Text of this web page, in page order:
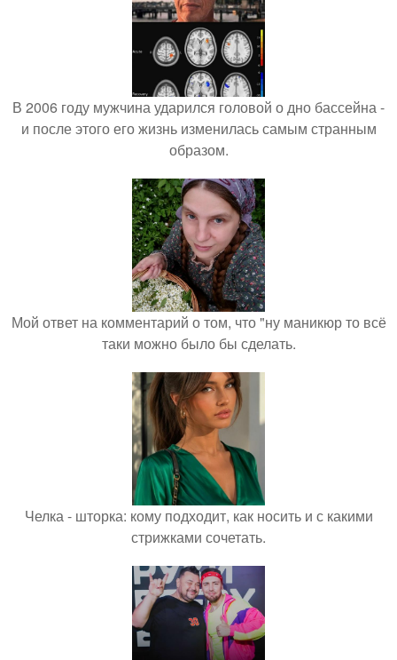
В 2006 году мужчина ударился головой о дно бассейна -
и после этого его жизнь изменилась самым странным
образом.
Мой ответ на комментарий о том, что "ну маникюр то всё
таки можно было бы сделать.
Челка - шторка: кому подходит, как носить и с какими
стрижками сочетать.